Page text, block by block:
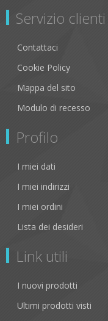
Servizio clienti
Contattaci
Cookie Policy
Mappa del sito
Modulo di recesso
Profilo
I miei dati
I miei indirizzi
I miei ordini
Lista dei desideri
Link utili
I nuovi prodotti
Ultimi prodotti visti